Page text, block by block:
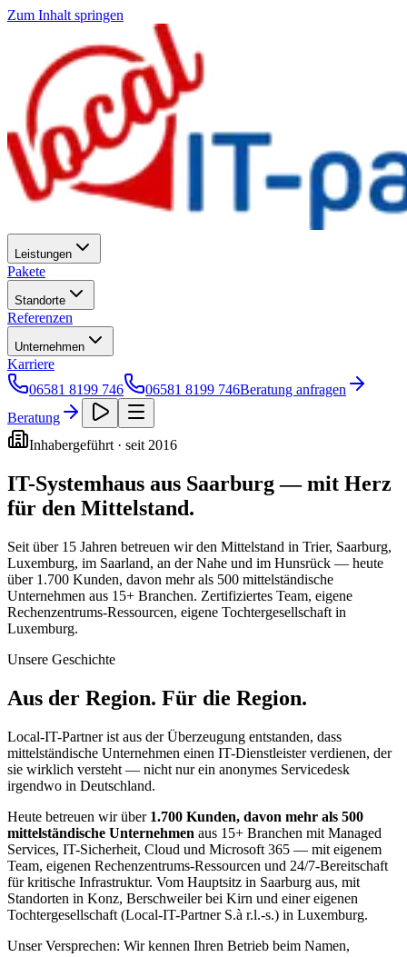
Zum Inhalt springen
Leistungen
Pakete
Standorte
Referenzen
Unternehmen
Karriere
06581 8199 746
06581 8199 746Beratung anfragen
Beratung
Inhabergeführt · seit 2016
IT-Systemhaus aus Saarburg — mit Herz
für den Mittelstand.
Seit über 15 Jahren betreuen wir den Mittelstand in Trier, Saarburg,
Luxemburg, im Saarland, an der Nahe und im Hunsrück — heute
über 1.700 Kunden, davon mehr als 500 mittelständische
Unternehmen aus 15+ Branchen. Zertifiziertes Team, eigene
Rechenzentrums-Ressourcen, eigene Tochtergesellschaft in
Luxemburg.
Unsere Geschichte
Aus der Region. Für die Region.
Local-IT-Partner ist aus der Überzeugung entstanden, dass
mittelständische Unternehmen einen IT-Dienstleister verdienen, der
sie wirklich versteht — nicht nur ein anonymes Servicedesk
irgendwo in Deutschland.
Heute betreuen wir über 1.700 Kunden, davon mehr als 500
mittelständische Unternehmen aus 15+ Branchen mit Managed
Services, IT-Sicherheit, Cloud und Microsoft 365 — mit eigenem
Team, eigenen Rechenzentrums-Ressourcen und 24/7-Bereitschaft
für kritische Infrastruktur. Vom Hauptsitz in Saarburg aus, mit
Standorten in Konz, Berschweiler bei Kirn und einer eigenen
Tochtergesellschaft (Local-IT-Partner S.à r.l.-s.) in Luxemburg.
Unser Versprechen: Wir kennen Ihren Betrieb beim Namen,